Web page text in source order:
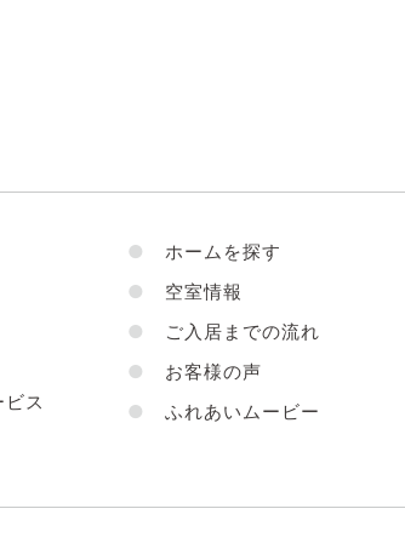
ス
●
ホームを探す
●
空室情報
●
ご入居までの流れ
●
お客様の声
●
ふれあいムービー